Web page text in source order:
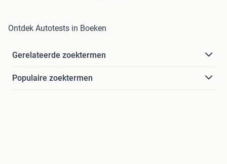
Ontdek Autotests in Boeken
Gerelateerde zoektermen
Populaire zoektermen